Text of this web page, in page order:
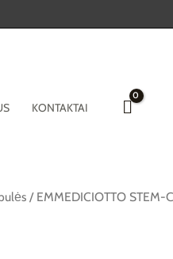
KONTAKTAI
/ EMMEDICIOTTO STEM-